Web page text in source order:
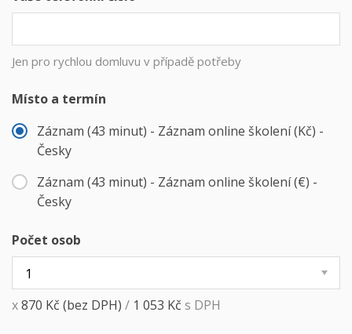
Jen pro rychlou domluvu v případě potřeby
Místo a termín
Záznam (43 minut) - Záznam online školení (Kč) -
Česky
Záznam (43 minut) - Záznam online školení (€) -
Česky
Počet osob
x870 Kč (bez DPH) / 1 053 Kč s DPH